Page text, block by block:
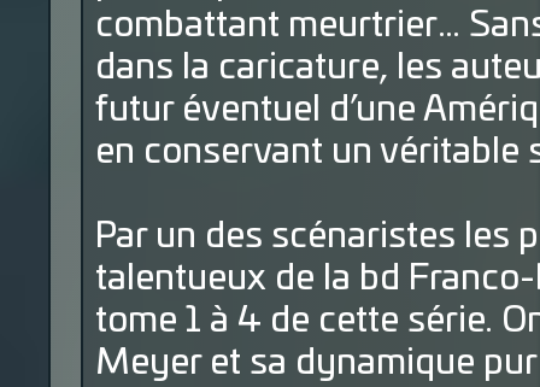
combattant meurtrier…
dans la caricature, les
futur éventuel d’une
en conservant un véritable
Par un des scénaristes les
talentueux de la bd
tome 1 à 4 de cette série.
Meyer et sa dynamique